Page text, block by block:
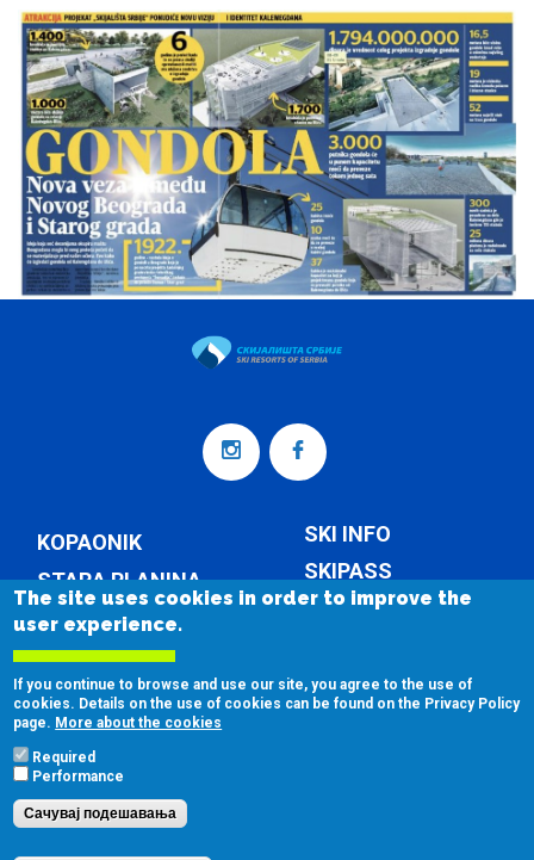
KOPAONIK
STARA PLANINA
TORNIK
SKI INFO
SKIPASS
WEATHER
COMPANY
Copyright © 2026Skijališta Srbije d.o.o. Beograd
приватности
The site uses cookies in order to improve the
user experience.
If you continue to browse and use our site, you agree to the use of
cookies. Details on the use of cookies can be found on the Privacy Policy
page. More about the cookies
Required
Performance
Сачувај подешавања